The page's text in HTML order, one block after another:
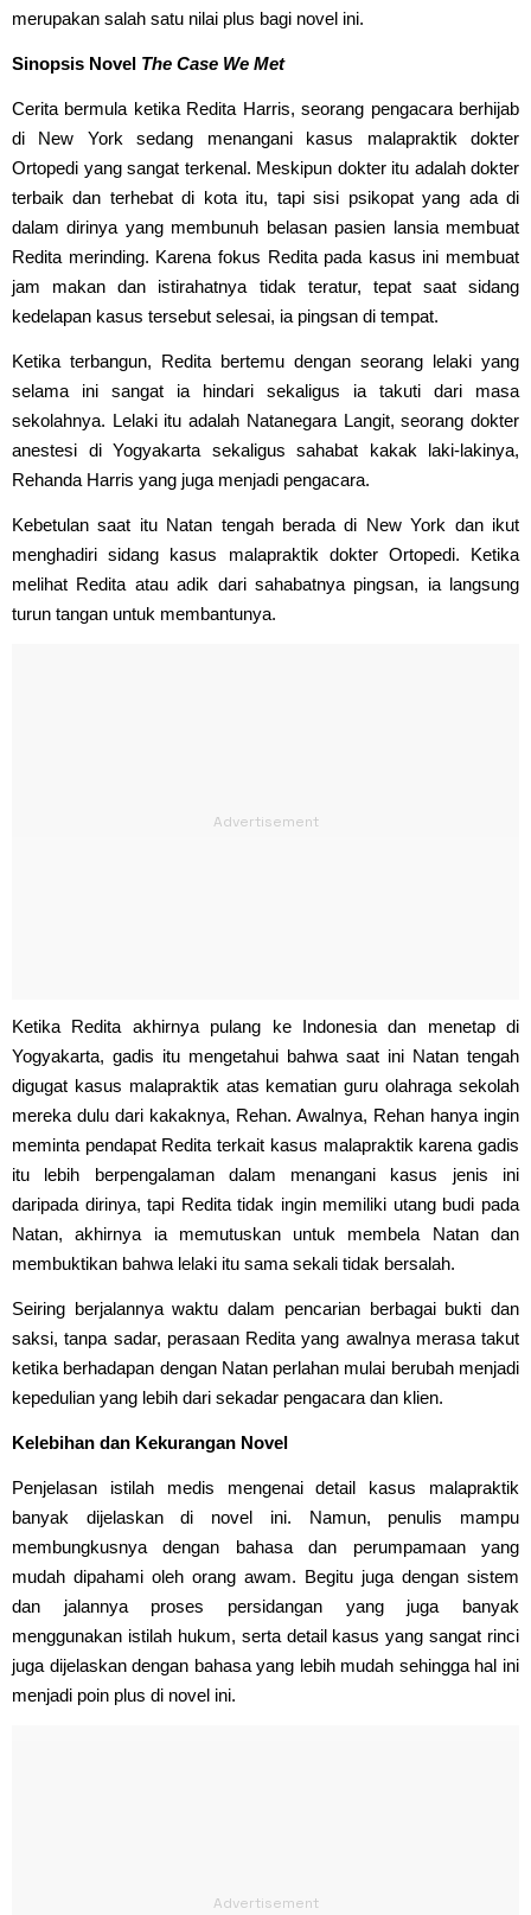
merupakan salah satu nilai plus bagi novel ini.
Sinopsis Novel The Case We Met
Cerita bermula ketika Redita Harris, seorang pengacara berhijab
di New York sedang menangani kasus malapraktik dokter
Ortopedi yang sangat terkenal. Meskipun dokter itu adalah dokter
terbaik dan terhebat di kota itu, tapi sisi psikopat yang ada di
dalam dirinya yang membunuh belasan pasien lansia membuat
Redita merinding. Karena fokus Redita pada kasus ini membuat
jam makan dan istirahatnya tidak teratur, tepat saat sidang
kedelapan kasus tersebut selesai, ia pingsan di tempat.
Ketika terbangun, Redita bertemu dengan seorang lelaki yang
selama ini sangat ia hindari sekaligus ia takuti dari masa
sekolahnya. Lelaki itu adalah Natanegara Langit, seorang dokter
anestesi di Yogyakarta sekaligus sahabat kakak laki-lakinya,
Rehanda Harris yang juga menjadi pengacara.
Kebetulan saat itu Natan tengah berada di New York dan ikut
menghadiri sidang kasus malapraktik dokter Ortopedi. Ketika
melihat Redita atau adik dari sahabatnya pingsan, ia langsung
turun tangan untuk membantunya.
Ketika Redita akhirnya pulang ke Indonesia dan menetap di
Yogyakarta, gadis itu mengetahui bahwa saat ini Natan tengah
digugat kasus malapraktik atas kematian guru olahraga sekolah
mereka dulu dari kakaknya, Rehan. Awalnya, Rehan hanya ingin
meminta pendapat Redita terkait kasus malapraktik karena gadis
itu lebih berpengalaman dalam menangani kasus jenis ini
daripada dirinya, tapi Redita tidak ingin memiliki utang budi pada
Natan, akhirnya ia memutuskan untuk membela Natan dan
membuktikan bahwa lelaki itu sama sekali tidak bersalah.
Seiring berjalannya waktu dalam pencarian berbagai bukti dan
saksi, tanpa sadar, perasaan Redita yang awalnya merasa takut
ketika berhadapan dengan Natan perlahan mulai berubah menjadi
kepedulian yang lebih dari sekadar pengacara dan klien.
Kelebihan dan Kekurangan Novel
Penjelasan istilah medis mengenai detail kasus malapraktik
banyak dijelaskan di novel ini. Namun, penulis mampu
membungkusnya dengan bahasa dan perumpamaan yang
mudah dipahami oleh orang awam. Begitu juga dengan sistem
dan jalannya proses persidangan yang juga banyak
menggunakan istilah hukum, serta detail kasus yang sangat rinci
juga dijelaskan dengan bahasa yang lebih mudah sehingga hal ini
menjadi poin plus di novel ini.